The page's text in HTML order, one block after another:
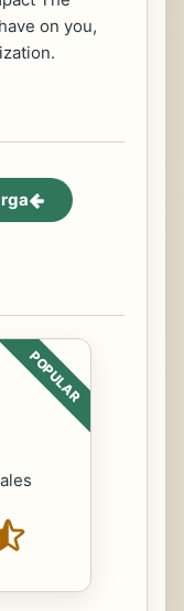
on you,
POPULAR